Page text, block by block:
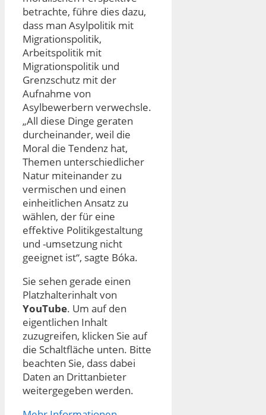
betrachte, führe dies dazu,
dass man Asylpolitik mit
Migrationspolitik,
Arbeitspolitik mit
Migrationspolitik und
Grenzschutz mit der
Aufnahme von
Asylbewerbern verwechsle.
„All diese Dinge geraten
durcheinander, weil die
Moral die Tendenz hat,
Themen unterschiedlicher
Natur miteinander zu
vermischen und einen
einheitlichen Ansatz zu
wählen, der für eine
effektive Politikgestaltung
und -umsetzung nicht
geeignet ist“, sagte Bóka.
Sie sehen gerade einen
Platzhalterinhalt von
YouTube. Um auf den
eigentlichen Inhalt
zuzugreifen, klicken Sie auf
die Schaltfläche unten. Bitte
beachten Sie, dass dabei
Daten an Drittanbieter
weitergegeben werden.